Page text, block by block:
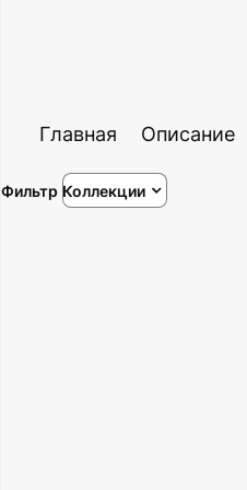
Главная Описание
Фильтр Коллекции